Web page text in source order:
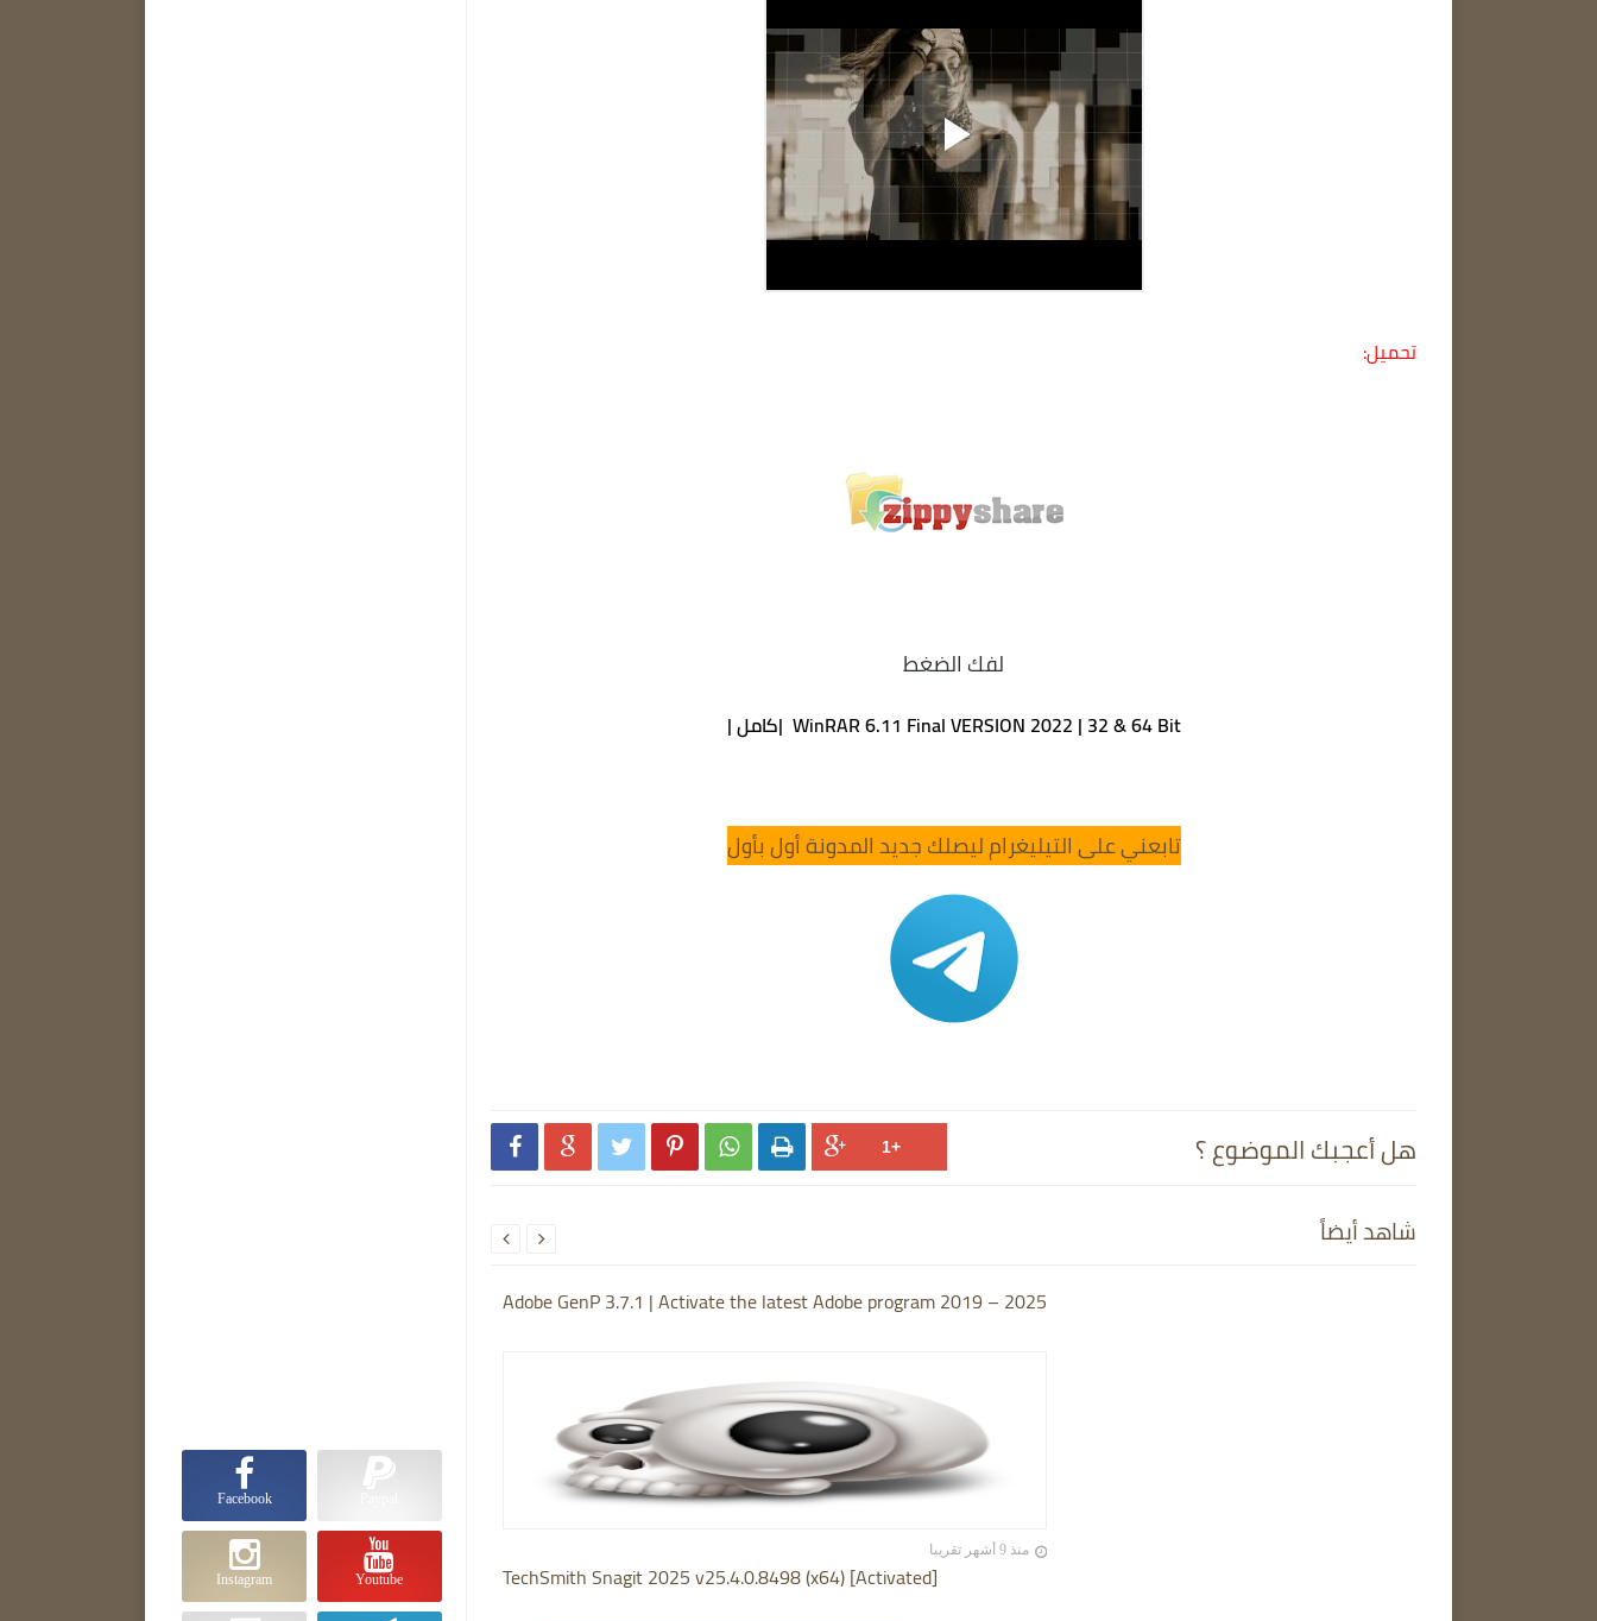
تحميل:
لفك الضغط
WinRAR 6.11 Final VERSION 2022 | 32 & 64 Bit |كامل |
تابعني على التيليغرام ليصلك جديد المدونة أول بأول
هل أعجبك الموضوع ؟      
شاهد أيضاً
Adobe GenP 3.7.1 | Activate the latest Adobe program 2019 – 2025
منذ 9 أشهر تقريبا
TechSmith Snagit 2025 v25.4.0.8498 (x64) [Activated]
 
Facebook
Youtube
Instagram